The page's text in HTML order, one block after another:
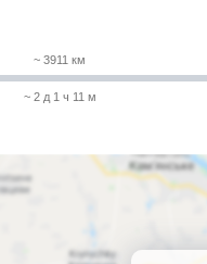
~ 3911 км
~ 2 д 1 ч 11 м